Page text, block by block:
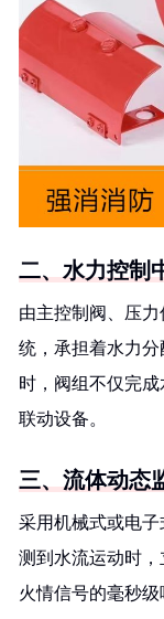
二、水力控制
由主控制阀、压
统，承担着水力
时，阀组不仅完
联动设备。
三、流体动态
采用机械式或电
测到水流运动时
火情信号的毫秒级